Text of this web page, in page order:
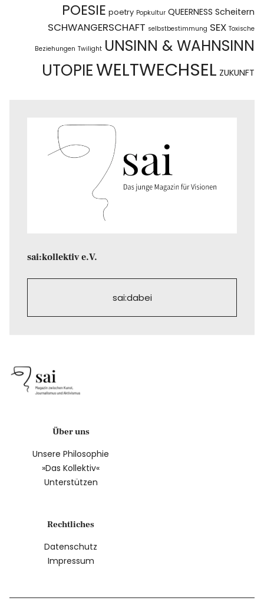
POESIE poetry Popkultur QUEERNESS Scheitern
SCHWANGERSCHAFT selbstbestimmung SEX Toxische
Beziehungen Twilight UNSINN & WAHNSINN
UTOPIEWELTWECHSEL ZUKUNFT
sai:kollektiv e.V.
sai:dabei
Über uns
Unsere Philosophie
»Das Kollektiv«
Unterstützen
Rechtliches
Datenschutz
Impressum